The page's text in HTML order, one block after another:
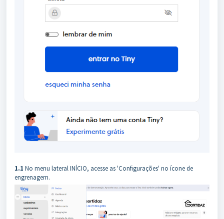
1.1 No menu lateral INÍCIO, acesse as 'Configurações' no ícone de
engrenagem.